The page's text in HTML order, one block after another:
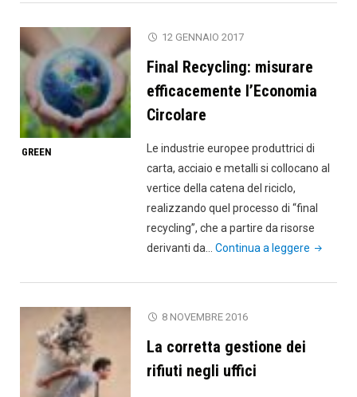
il
Annuale"
GREEN
12 GENNAIO 2017
Final Recycling: misurare
efficacemente l’Economia
Circolare
Le industrie europee produttrici di
carta, acciaio e metalli si collocano al
vertice della catena del riciclo,
realizzando quel processo di “final
recycling”, che a partire da risorse
derivanti da…Continua a leggere "Final
misurare
8 NOVEMBRE 2016
La corretta gestione dei
rifiuti negli uffici